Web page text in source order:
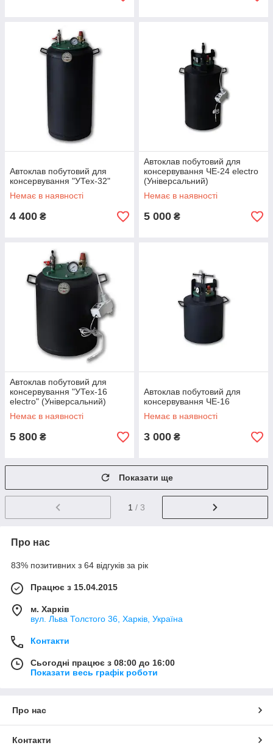
Автоклав побутовий для
консервування "УТех-32"
Немає в наявності
4 400 ₴
Автоклав побутовий для
консервування ЧЕ-24 electro
(Універсальний)
Немає в наявності
5 000 ₴
Автоклав побутовий для
консервування "УТех-16
electro" (Універсальний)
Немає в наявності
5 800 ₴
Автоклав побутовий для
консервування ЧЕ-16
Немає в наявності
3 000 ₴
Показати ще
1 / 3
Про нас
83% позитивних з 64 відгуків за рік
Працює з 15.04.2015
м. Харків
вул. Льва Толстого 36, Харків, Україна
Контакти
Сьогодні працює з 08:00 до 16:00
Показати весь графік роботи
Про нас
Контакти